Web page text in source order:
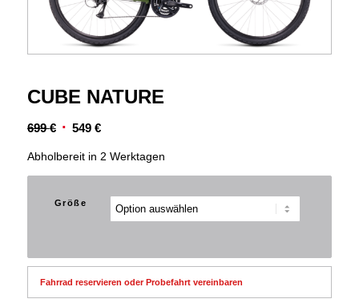
CUBE NATURE
699€ Ursprünglicher
549 €Aktueller
Abholbereit in 2 Werktagen
Größe
Fahrrad reservieren oder Probefahrt vereinbaren